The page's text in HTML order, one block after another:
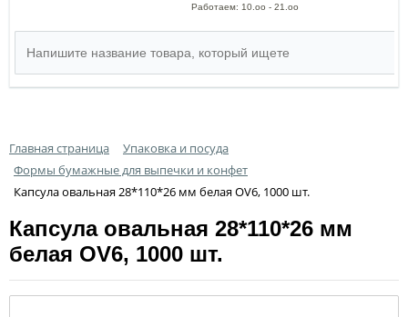
Работаем: 10.оо - 21.оо
Главная страница
Упаковка и посуда
Формы бумажные для выпечки и конфет
Капсула овальная 28*110*26 мм белая OV6, 1000 шт.
Капсула овальная 28*110*26 мм
белая OV6, 1000 шт.